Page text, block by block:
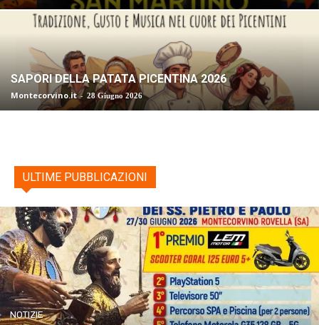
SAPORI DELLA PATATA PICENTINA 2026
Montecorvino.it - 28 Giugno 2026
ULTIME PUBBLICAZIONI
NOTIZIE